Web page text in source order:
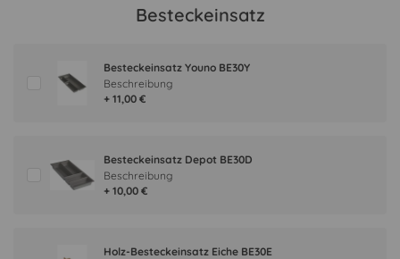
Besteckeinsatz
Besteckeinsatz Youno BE30Y
+ 11,00 €
Beschreibung
Besteckeinsatz Depot BE30D
+ 10,00 €
Beschreibung
Holz-Besteckeinsatz Eiche BE30E